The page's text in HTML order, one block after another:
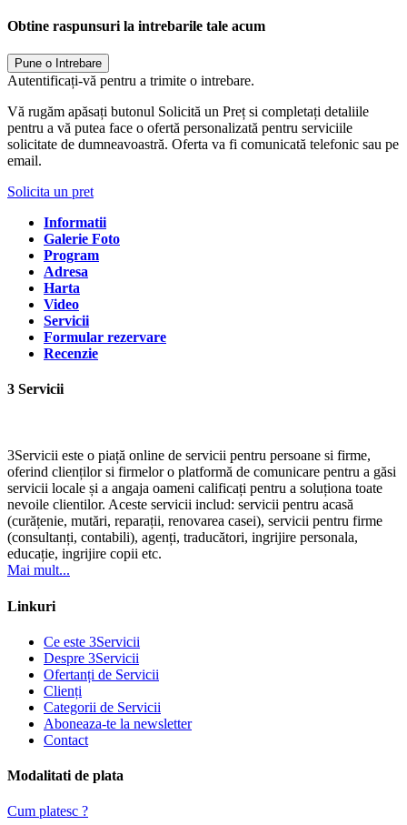
Obtine raspunsuri la intrebarile tale acum
Pune o Intrebare
Autentificați-vă pentru a trimite o intrebare.
Vă rugăm apăsați butonul Solicită un Preț si completați detaliile
pentru a vă putea face o ofertă personalizată pentru serviciile
solicitate de dumneavoastră. Oferta va fi comunicată telefonic sau pe
email.
Solicita un pret
Informatii
Galerie Foto
Program
Adresa
Harta
Video
Servicii
Formular rezervare
Recenzie
3 Servicii
3Servicii este o piață online de servicii pentru persoane si firme,
oferind clienților si firmelor o platformă de comunicare pentru a găsi
servicii locale și a angaja oameni calificați pentru a soluționa toate
nevoile clientilor. Aceste servicii includ: servicii pentru acasă
(curățenie, mutări, reparații, renovarea casei), servicii pentru firme
(consultanți, contabili), agenți, traducători, ingrijire personala,
educație, ingrijire copii etc.
Mai mult...
Linkuri
Ce este 3Servicii
Despre 3Servicii
Ofertanți de Servicii
Clienți
Categorii de Servicii
Aboneaza-te la newsletter
Contact
Modalitati de plata
Cum platesc ?